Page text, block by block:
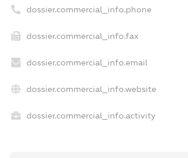
dossier.commercial_info.phone
dossier.commercial_info.fax
dossier.commercial_info.email
dossier.commercial_info.website
dossier.commercial_info.activity